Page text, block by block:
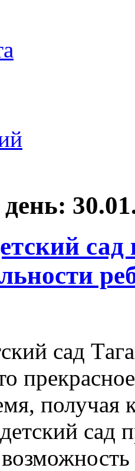
сaд
получая
сад